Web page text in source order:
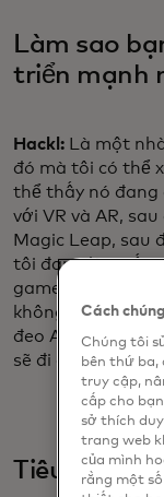
Làm sao
triển mạnh
Hackl: Là một
đó mà tôi có thể
thể thấy nó đang
với VR và AR,
Magic Leap, sau
tôi đang làm rất
game, AI và trở
không gian và
đeo AI và kỷ
sẽ đi đầu vào
Tiêu đề
Cách
Chúng tôi
bên thứ ba,
truy cập,
cấp cho
sở thích
trang web
của mình
rằng một